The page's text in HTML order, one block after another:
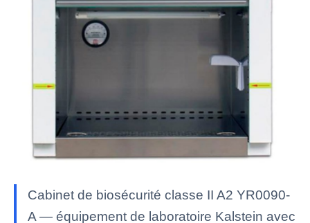
Cabinet de biosécurité classe II A2 YR0090-
A — équipement de laboratoire Kalstein avec